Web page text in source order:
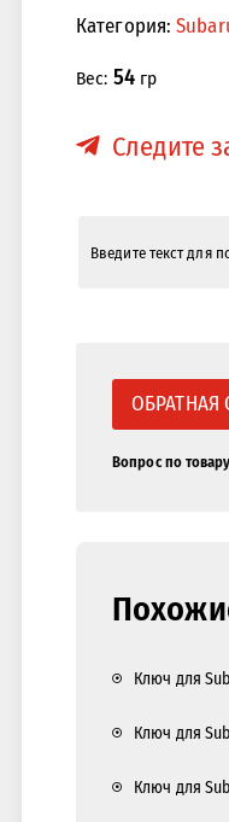
Категория:
Вес: 54гр
Следите
ОБРАТНАЯ
Вопрос по
Ключ для
Ключ для
Ключ для